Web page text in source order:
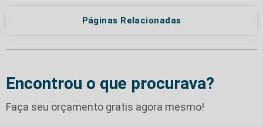
Páginas Relacionadas
Encontrou o que procurava?
Faça seu orçamento gratis agora mesmo!